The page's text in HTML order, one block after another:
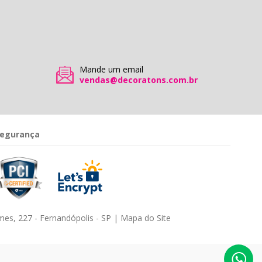
Mande um email
vendas@decoratons.com.br
227 - Fernandópolis - SP | Mapa do Site